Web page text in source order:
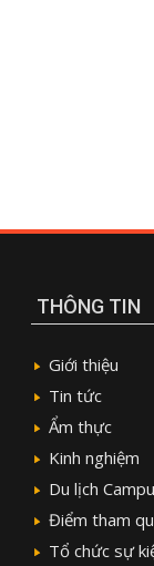
THÔNG TIN
Giới thiệu
Tin tức
Ẩm thực
Kinh nghiệm
Du lịch
Điểm tham
Tổ chức sự